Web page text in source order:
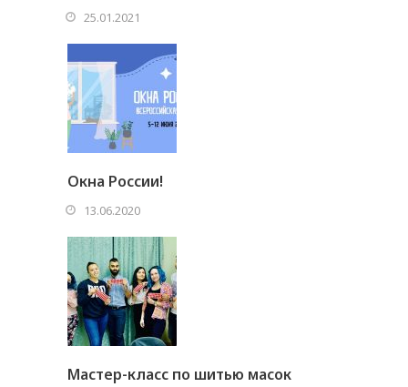
25.01.2021
Окна России!
13.06.2020
Мастер-класс по шитью масок